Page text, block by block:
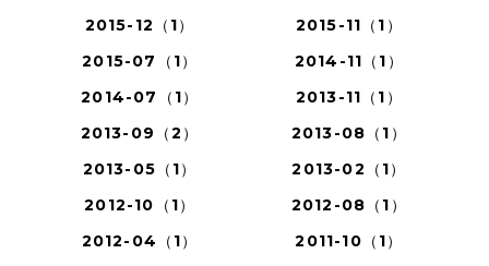
2015-12（1）
2015-11（1）
2015-07（1）
2014-11（1）
2014-07（1）
2013-11（1）
2013-09（2）
2013-08（1）
2013-05（1）
2013-02（1）
2012-10（1）
2012-08（1）
2012-04（1）
2011-10（1）